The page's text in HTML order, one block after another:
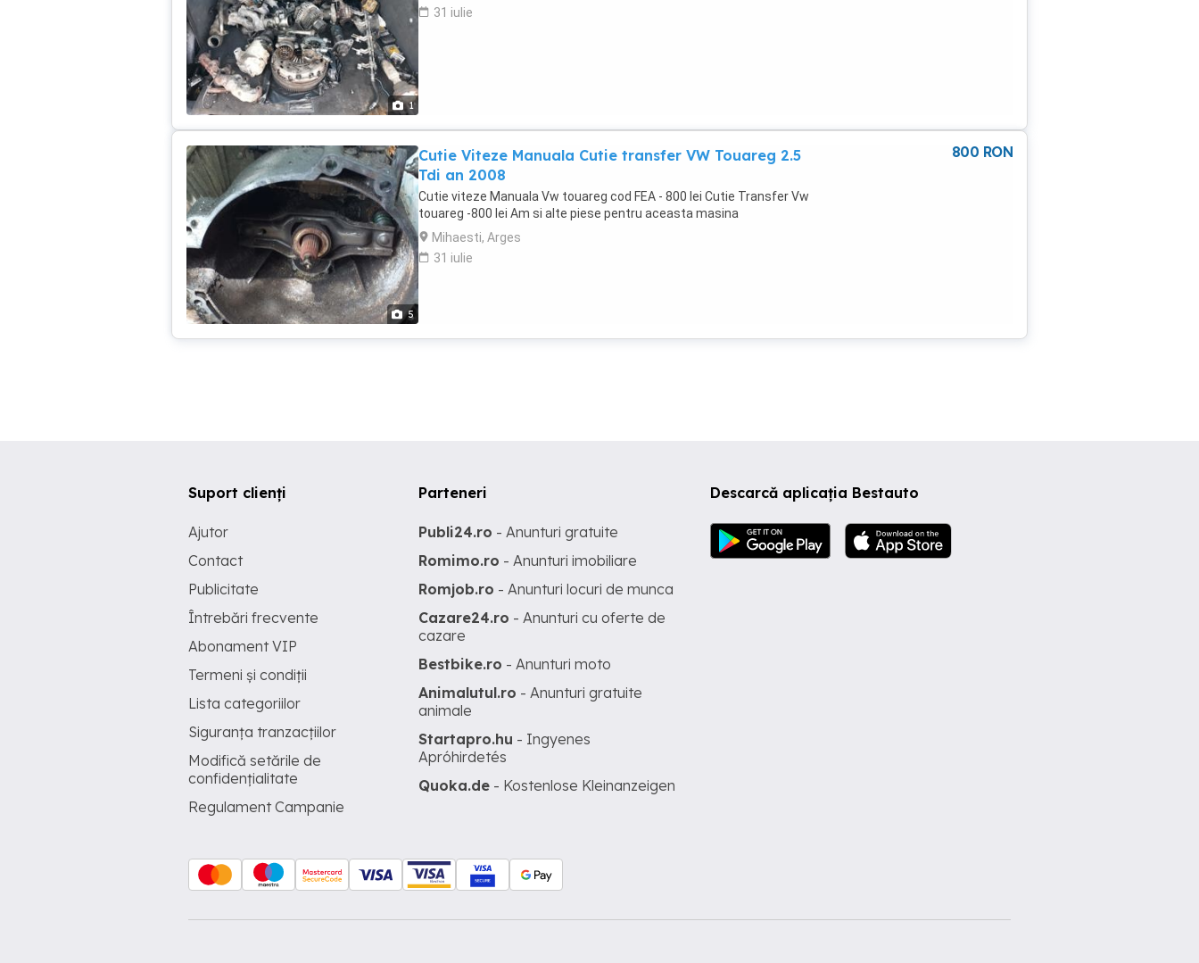
1
31 iulie
5
Cutie Viteze Manuala Cutie transfer VW Touareg 2.5
Tdi an 2008
Cutie viteze Manuala Vw touareg cod FEA - 800 lei Cutie Transfer Vw
touareg -800 lei Am si alte piese pentru aceasta masina
Mihaesti, Arges
31 iulie
800 RON
Descarcă aplicația Bestauto
Suport clienți
Ajutor
Contact
Publicitate
Întrebări frecvente
Abonament VIP
Termeni și condiții
Lista categoriilor
Siguranța tranzacțiilor
Modifică setările de
confidențialitate
Regulament Campanie
Parteneri
Publi24.ro - Anunturi gratuite
Romimo.ro - Anunturi imobiliare
Romjob.ro - Anunturi locuri de munca
Cazare24.ro - Anunturi cu oferte de
cazare
Bestbike.ro - Anunturi moto
Animalutul.ro - Anunturi gratuite
animale
Startapro.hu - Ingyenes
Apróhirdetés
Quoka.de - Kostenlose Kleinanzeigen